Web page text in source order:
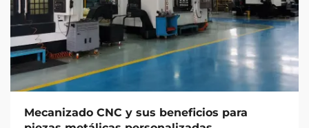
Mecanizado CNC y sus beneficios para